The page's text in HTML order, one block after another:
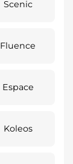
Scenic
Fluence
Espace
Koleos